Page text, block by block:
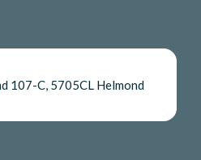
107-C, 5705CL Helmond